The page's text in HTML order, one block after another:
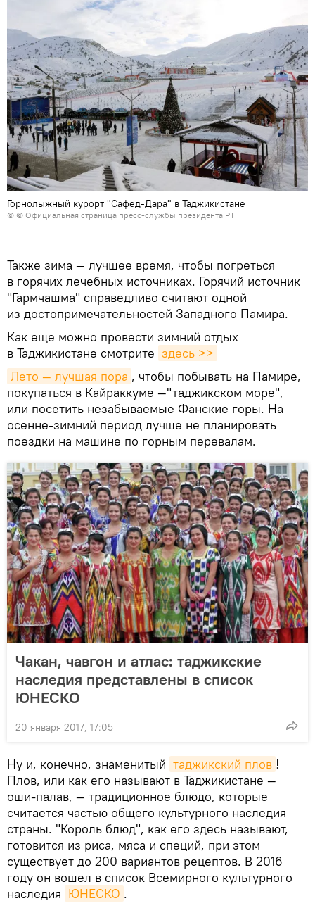
Горнолыжный курорт "Сафед-Дара" в Таджикистане
© © Официальная страница пресс-службы президента РТ
Также зима — лучшее время, чтобы погреться
в горячих лечебных источниках. Горячий источник
"Гармчашма" справедливо считают одной
из достопримечательностей Западного Памира.
Как еще можно провести зимний отдых
в Таджикистане смотрите здесь >>
Лето — лучшая пора , чтобы побывать на Памире,
покупаться в Кайраккуме —"таджикском море",
или посетить незабываемые Фанские горы. На
осенне-зимний период лучше не планировать
поездки на машине по горным перевалам.
Чакан, чавгон и атлас: таджикские
наследия представлены в список
ЮНЕСКО
20 января 2017, 17:05
Ну и, конечно, знаменитый таджикский плов !
Плов, или как его называют в Таджикистане —
оши-палав, — традиционное блюдо, которые
считается частью общего культурного наследия
страны. "Король блюд", как его здесь называют,
готовится из риса, мяса и специй, при этом
существует до 200 вариантов рецептов. В 2016
году он вошел в список Всемирного культурного
наследия ЮНЕСКО .